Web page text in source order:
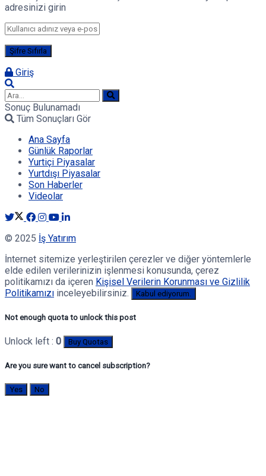
adresinizi girin
Giriş
Sonuç Bulunamadı
Tüm Sonuçları Gör
Ana Sayfa
Günlük Raporlar
Yurtiçi Piyasalar
Yurtdışı Piyasalar
Son Haberler
Videolar
© 2025 İş Yatırım
İnternet sitemize yerleştirilen çerezler ve diğer yöntemlerle
elde edilen verilerinizin işlenmesi konusunda, çerez
politikamızı da içeren Kişisel Verilerin Korunması ve Gizlilik
Politikamızı inceleyebilirsiniz. Kabul ediyorum.
Not enough quota to unlock this post
Unlock left : 0 Buy Quotas
Are you sure want to cancel subscription?
Yes No